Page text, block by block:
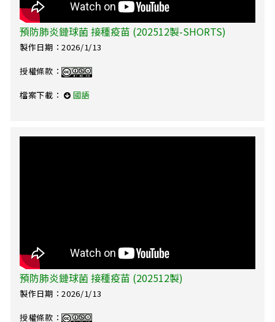
預防肺炎鏈球菌 接種疫苗 (202512製-SHORTS)
製作日期：2026/1/13
授權條款：
檔案下載： 國語
預防肺炎鏈球菌 接種疫苗 (202512製)
製作日期：2026/1/13
授權條款：